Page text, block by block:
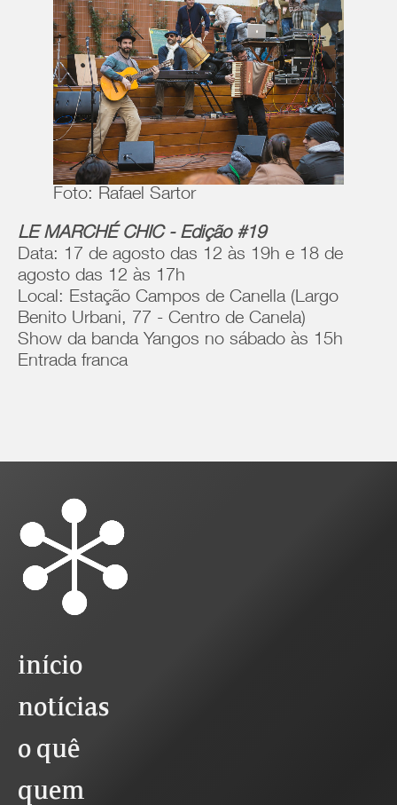
Foto: Rafael Sartor
LE MARCHÉ CHIC - Edição #19
Data: 17 de agosto das 12 às 19h e 18 de
agosto das 12 às 17h
Local: Estação Campos de Canella (Largo
Benito Urbani, 77 - Centro de Canela)
Show da banda Yangos no sábado às 15h
Entrada franca
início
notícias
o quê
quem